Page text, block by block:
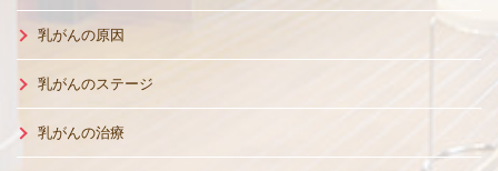
乳がんの原因
乳がんのステージ
乳がんの治療